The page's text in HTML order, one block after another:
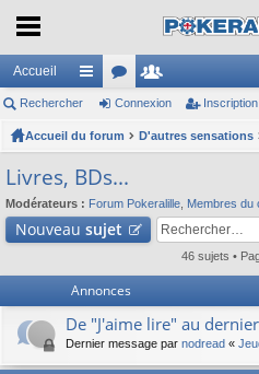
Accueil
ac
co
ur
ci
s
or
u
s
e
m
es
Rechercher Connexion Inscription
Accueil du forum D'autres sensations
Livres, BDs...
Modérateurs : Forum Pokeralille Membres du
Nouveau sujet
46 sujets •
Annonces
De "J'aime lire" au
Dernier message par nodread «